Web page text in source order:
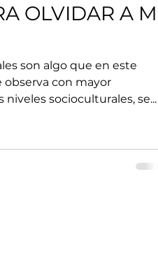
OLVIDAR A
son algo que en este
con mayor
socioculturales, se...